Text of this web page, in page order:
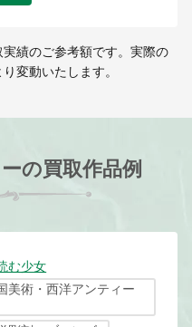
績のご参考額です。実際の
変動いたします。
の買取作品例
む少女
美術・西洋アンティー